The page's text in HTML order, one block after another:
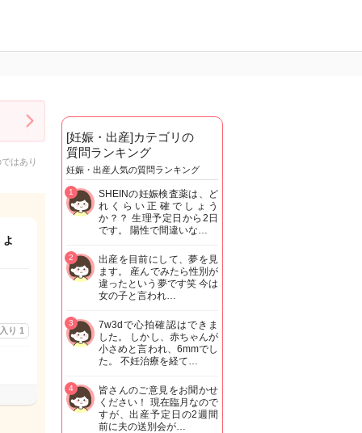
はあり
り 1
[妊娠・出産]カテゴリの
質問ランキング
妊娠・出産人気の質問ランキング
SHEINの妊娠検査薬は、ど
れくらい正確でしょう
か？？ 生理予定日から2日
です。 陽性で間違いな…
1
出産を目前にして、夢を見
ます。 産んでみたら性別が
違ったという夢です笑 今は
女の子と言われ…
2
7w3dで心拍確認はできま
した。 しかし、赤ちゃんが
小さめと言われ、6mmでし
た。 不妊治療を経て…
3
皆さんのご意見をお聞かせ
ください！ 現在臨月なので
すが、出産予定日の2週間
前に夫の送別会が…
4